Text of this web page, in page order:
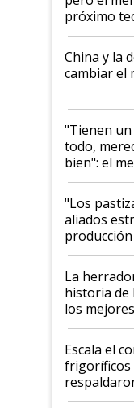
próximo
China y la
cambiar el
"Tienen
todo,
bien": el
ganadera
para el
foco en la
"Los
aliados
producción
la
La
historia de
los
Argentina
todavía
animales:
haciendo
Escala el
frigoríficos
obligatorio